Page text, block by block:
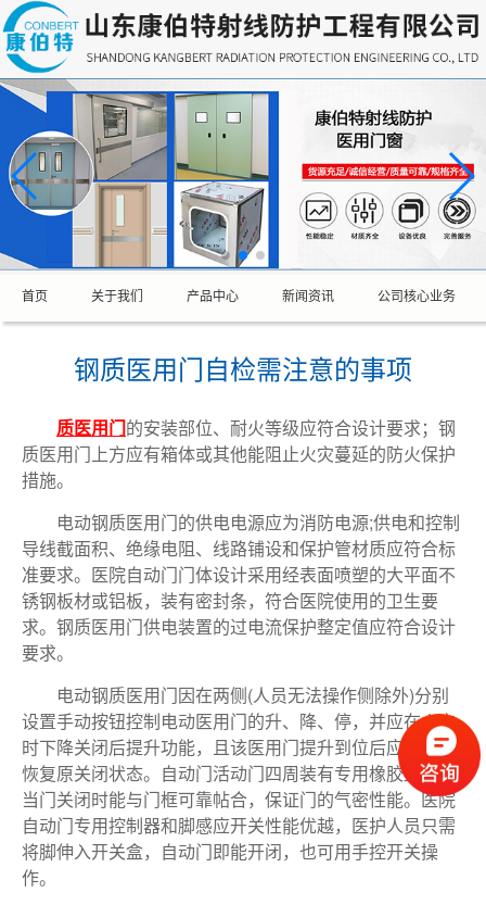
首页 关于我们 产品中心 新闻资讯 公司核心业务
钢质医用门自检需注意的事项
质医用门的安装部位、耐火等级应符合设计要求；钢
质医用门上方应有箱体或其他能阻止火灾蔓延的防火保护
措施。
电动钢质医用门的供电电源应为消防电源;供电和控制
导线截面积、绝缘电阻、线路铺设和保护管材质应符合标
准要求。医院自动门门体设计采用经表面喷塑的大平面不
锈钢板材或铝板，装有密封条，符合医院使用的卫生要
求。钢质医用门供电装置的过电流保护整定值应符合设计
要求。
电动钢质医用门因在两侧(人员无法操作侧除外)分别
设置手动按钮控制电动医用门的升、降、停，并应在火灾
时下降关闭后提升功能，且该医用门提升到位后应能自动
恢复原关闭状态。自动门活动门四周装有专用橡胶封条，
当门关闭时能与门框可靠帖合，保证门的气密性能。医院
自动门专用控制器和脚感应开关性能优越，医护人员只需
将脚伸入开关盒，自动门即能开闭，也可用手控开关操
作。